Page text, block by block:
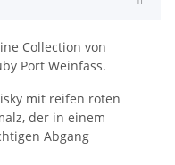
Collection von
Port Weinfass.
mit reifen roten
der in einem
Abgang